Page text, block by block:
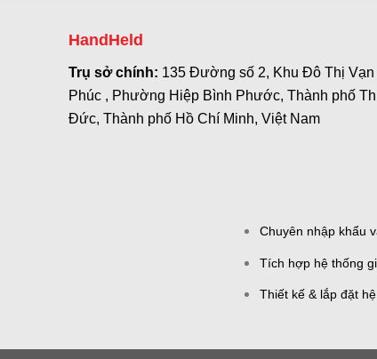
HandHeld
Trụ sở chính: 135 Đường số 2, Khu Đô Thị Vạn
Phúc , Phường Hiệp Bình Phước, Thành phố
Đức, Thành phố Hồ Chí Minh, Việt Nam
Chuyên nhập khẩu
Tích hợp hệ thống
Thiết kế & lắp đặt